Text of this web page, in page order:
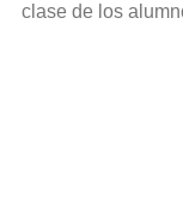
clase de los